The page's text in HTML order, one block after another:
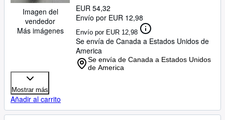
Imagen del
vendedor
Más imágenes
EUR 54,32
Envío por EUR 12,98
Envío por EUR 12,98
Se envía de Canada a Estados Unidos de
America
Se envía de Canada a Estados Unidos
de America
Mostrar más
Añadir al carrito